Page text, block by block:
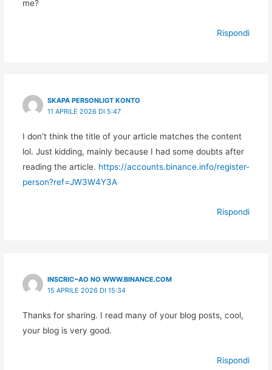
me?
Rispondi
SKAPA PERSONLIGT KONTO
11 APRILE 2026 DI 5:47
I don’t think the title of your article matches the content
lol. Just kidding, mainly because I had some doubts after
reading the article. https://accounts.binance.info/register-
person?ref=JW3W4Y3A
Rispondi
INSCRIC~AO NO WWW.BINANCE.COM
15 APRILE 2026 DI 15:34
Thanks for sharing. I read many of your blog posts, cool,
your blog is very good.
Rispondi